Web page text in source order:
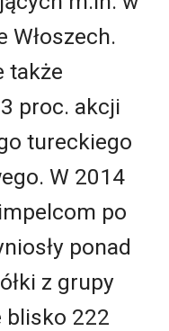
Włoszech.
także
proc. akcji
tureckiego
W 2014
po
ponad
z grupy
blisko 222